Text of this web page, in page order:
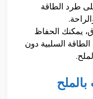
طرد الطاقة
يمكنك الحفاظ
السلبية دون